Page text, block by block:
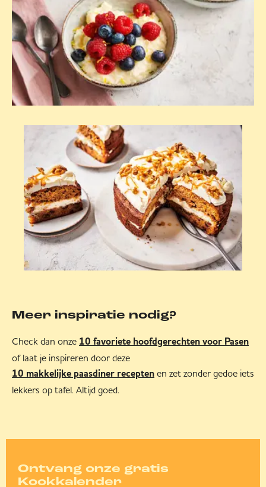
Meer inspiratie nodig?
Check dan onze 10 favoriete hoofdgerechten voor Pasen
of laat je inspireren door deze
10 makkelijke paasdiner recepten en zet zonder gedoe iets
lekkers op tafel. Altijd goed.
Ontvang onze gratis
Kookkalender